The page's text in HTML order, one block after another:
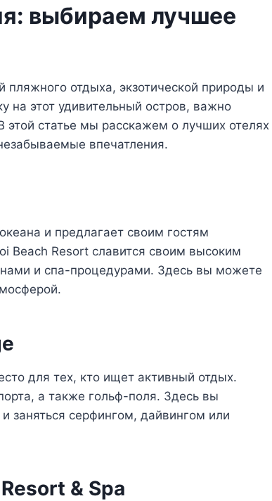
выбираем лучшее
отдыха, экзотической природы и
на этот удивительный остров, важно
статье мы расскажем о лучших отелях
впечатления.
и предлагает своим гостям
Beach Resort славится своим высоким
и спа-процедурами. Здесь вы можете
для тех, кто ищет активный отдых.
а также гольф-поля. Здесь вы
заняться серфингом, дайвингом или
& Spa